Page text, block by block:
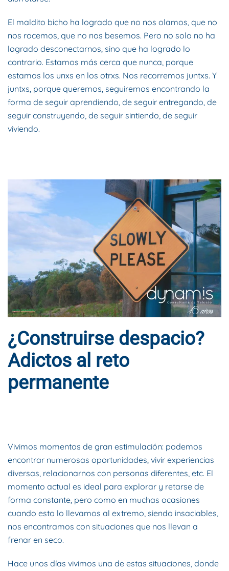
El maldito bicho ha logrado que no nos olamos, que no
nos rocemos, que no nos besemos. Pero no solo no ha
logrado desconectarnos, sino que ha logrado lo
contrario. Estamos más cerca que nunca, porque
estamos los unxs en los otrxs. Nos recorremos juntxs. Y
juntxs, porque queremos, seguiremos encontrando la
forma de seguir aprendiendo, de seguir entregando, de
seguir construyendo, de seguir sintiendo, de seguir
viviendo.
¿Construirse despacio?
Adictos al reto
permanente
Vivimos momentos de gran estimulación: podemos
encontrar numerosas oportunidades, vivir experiencias
diversas, relacionarnos con personas diferentes, etc. El
momento actual es ideal para explorar y retarse de
forma constante, pero como en muchas ocasiones
cuando esto lo llevamos al extremo, siendo insaciables,
nos encontramos con situaciones que nos llevan a
frenar en seco.
Hace unos días vivimos una de estas situaciones, donde